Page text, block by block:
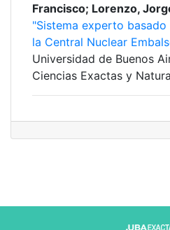
Francisco; Lorenzo,
"Sistema experto
la Central Nuclear
Universidad de Buenos
Ciencias Exactas y